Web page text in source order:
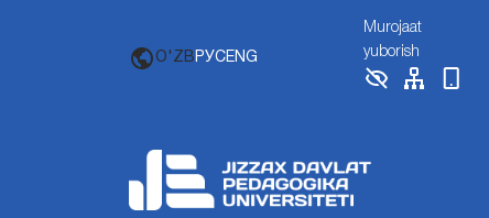
O'ZB РУСENG
Murojaat
yuborish